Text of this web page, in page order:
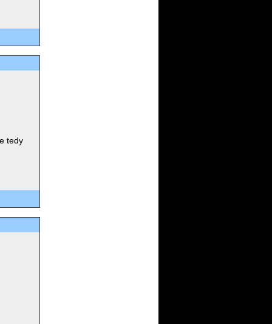
tedy